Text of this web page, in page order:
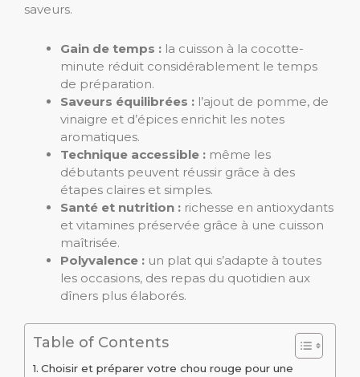
saveurs.
Gain de temps : la cuisson à la cocotte-
minute réduit considérablement le temps
de préparation.
Saveurs équilibrées : l’ajout de pomme, de
vinaigre et d’épices enrichit les notes
aromatiques.
Technique accessible : même les
débutants peuvent réussir grâce à des
étapes claires et simples.
Santé et nutrition : richesse en antioxydants
et vitamines préservée grâce à une cuisson
maîtrisée.
Polyvalence : un plat qui s’adapte à toutes
les occasions, des repas du quotidien aux
dîners plus élaborés.
Table of Contents
Choisir et préparer votre chou rouge pour une